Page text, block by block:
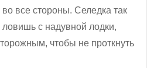
во все стороны. Селедка так
ловишь с надувной лодки,
чтобы не проткнуть